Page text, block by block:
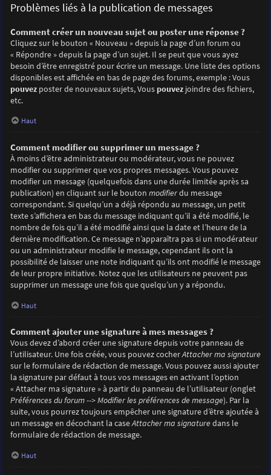
Problèmes liés à la publication de messages
Comment créer un nouveau sujet ou poster une réponse ?
Cliquez sur le bouton « Nouveau » depuis la page d’un forum ou
« Répondre » depuis la page d’un sujet. Il se peut que vous ayez
besoin d’être enregistré pour écrire un message. Une liste des options
disponibles est affichée en bas de page des forums, exemple : Vous
pouvezposter de nouveaux sujets, Vous pouvezjoindre des fichiers,
etc.
Haut
Comment modifier ou supprimer un message ?
À moins d’être administrateur ou modérateur, vous ne pouvez
modifier ou supprimer que vos propres messages. Vous pouvez
modifier un message (quelquefois dans une durée limitée après sa
publication) en cliquant sur le bouton modifierdu message
correspondant. Si quelqu’un a déjà répondu au message, un petit
texte s’affichera en bas du message indiquant qu’il a été modifié, le
nombre de fois qu’il a été modifié ainsi que la date et l’heure de la
dernière modification. Ce message n’apparaîtra pas si un modérateur
ou un administrateur modifie le message, cependant ils ont la
possibilité de laisser une note indiquant qu’ils ont modifié le message
de leur propre initiative. Notez que les utilisateurs ne peuvent pas
supprimer un message une fois que quelqu’un y a répondu.
Haut
Comment ajouter une signature à mes messages ?
Vous devez d’abord créer une signature depuis votre panneau de
l’utilisateur. Une fois créée, vous pouvez cocherAttacher ma signature
sur le formulaire de rédaction de message. Vous pouvez aussi ajouter
la signature par défaut à tous vos messages en activant l’option
« Attacher ma signature » à partir du panneau de l’utilisateur (onglet
Préférences du forum --> Modifier les préférences de message). Par la
suite, vous pourrez toujours empêcher une signature d’être ajoutée à
un message en décochant la caseAttacher ma signaturedans le
formulaire de rédaction de message.
Haut